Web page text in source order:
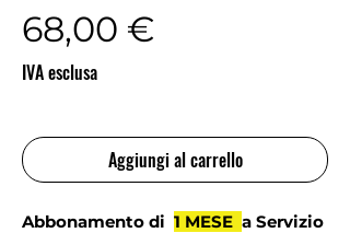
68,00 €
IVA esclusa
Aggiungi al carrello
Abbonamento di 1 MESE a Servizio